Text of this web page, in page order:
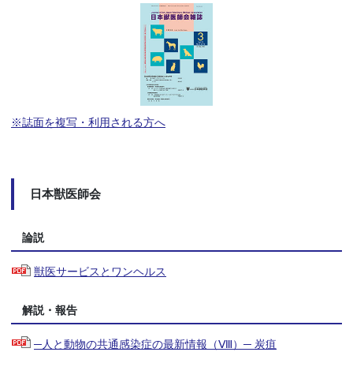
※誌面を複写・利用される方へ
日本獣医師会
論説
獣医サービスとワンヘルス
解説・報告
─人と動物の共通感染症の最新情報（Ⅷ）─ 炭疽